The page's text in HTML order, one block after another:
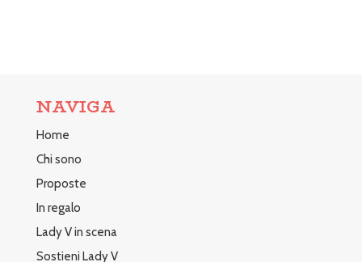
NAVIGA
Home
Chi sono
Proposte
In regalo
Lady V in scena
Sostieni Lady V